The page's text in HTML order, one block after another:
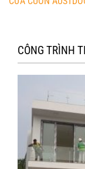
CÔNG TRÌNH